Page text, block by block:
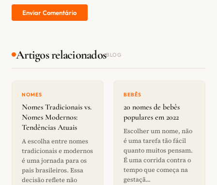
Enviar Comentário
Artigos relacionadosBLOG
NOMES
Nomes Tradicionais vs.
Nomes Modernos:
Tendências Atuais
A escolha entre nomes
tradicionais e modernos
é uma jornada para os
pais brasileiros. Essa
decisão reflete não
BEBÊS
20 nomes de bebês
populares em 2022
Escolher um nome, não
é uma tarefa tão fácil
quanto muitos pensam.
É uma corrida contra o
tempo que começa na
gestaçã...